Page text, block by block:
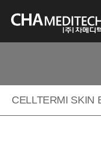
CELLTERMI SKIN